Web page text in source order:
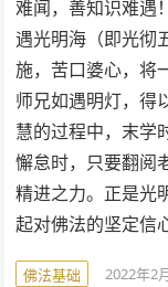
难闻，善知识难遇
遇光明海（即光彻
施，苦口婆心，将
师兄如遇明灯，得
慧的过程中，末学
懈怠时，只要翻阅
精进之力。正是光
起对佛法的坚定信
佛法基础 2022年2